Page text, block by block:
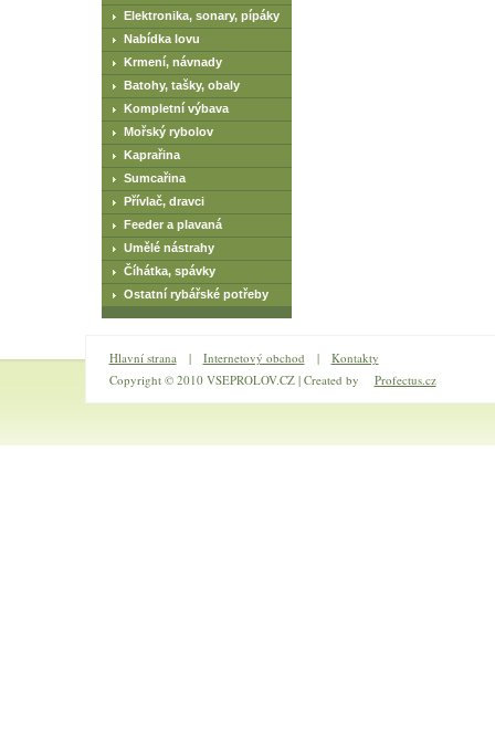
Elektronika, sonary, pípáky
Nabídka lovu
Krmení, návnady
Batohy, tašky, obaly
Kompletní výbava
Mořský rybolov
Kaprařina
Sumcařina
Přívlač, dravci
Feeder a plavaná
Umělé nástrahy
Číhátka, spávky
Ostatní rybářské potřeby
Hlavní strana | Internetový obchod |
Kontakty
Copyright © 2010 VSEPROLOV.CZ | Created by
Profectus.cz